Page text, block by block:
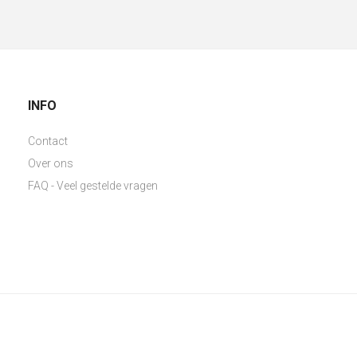
INFO
Contact
Over ons
FAQ - Veel gestelde vragen